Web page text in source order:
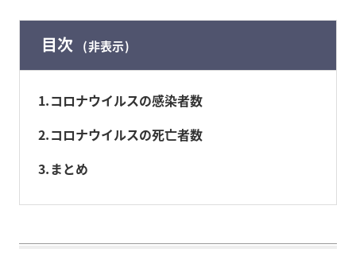
目次 非表示
1 コロナウイルスの感染者数
2 コロナウイルスの死亡者数
3 まとめ